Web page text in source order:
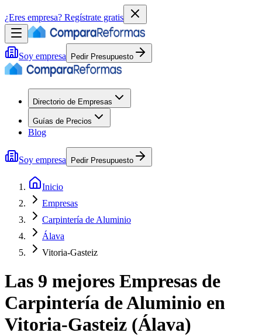
¿Eres empresa? Regístrate gratis
Soy empresa Pedir Presupuesto
Directorio de Empresas
Guías de Precios
Blog
Soy empresa Pedir Presupuesto
Inicio
Empresas
Carpintería de Aluminio
Álava
Vitoria-Gasteiz
Las 9 mejores Empresas de
Carpintería de Aluminio en
Vitoria-Gasteiz (Álava)